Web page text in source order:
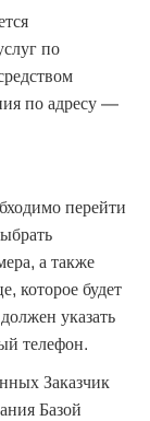
по
по адресу —
перейти
а также
которое будет
указать
телефон.
Заказчик
Базой